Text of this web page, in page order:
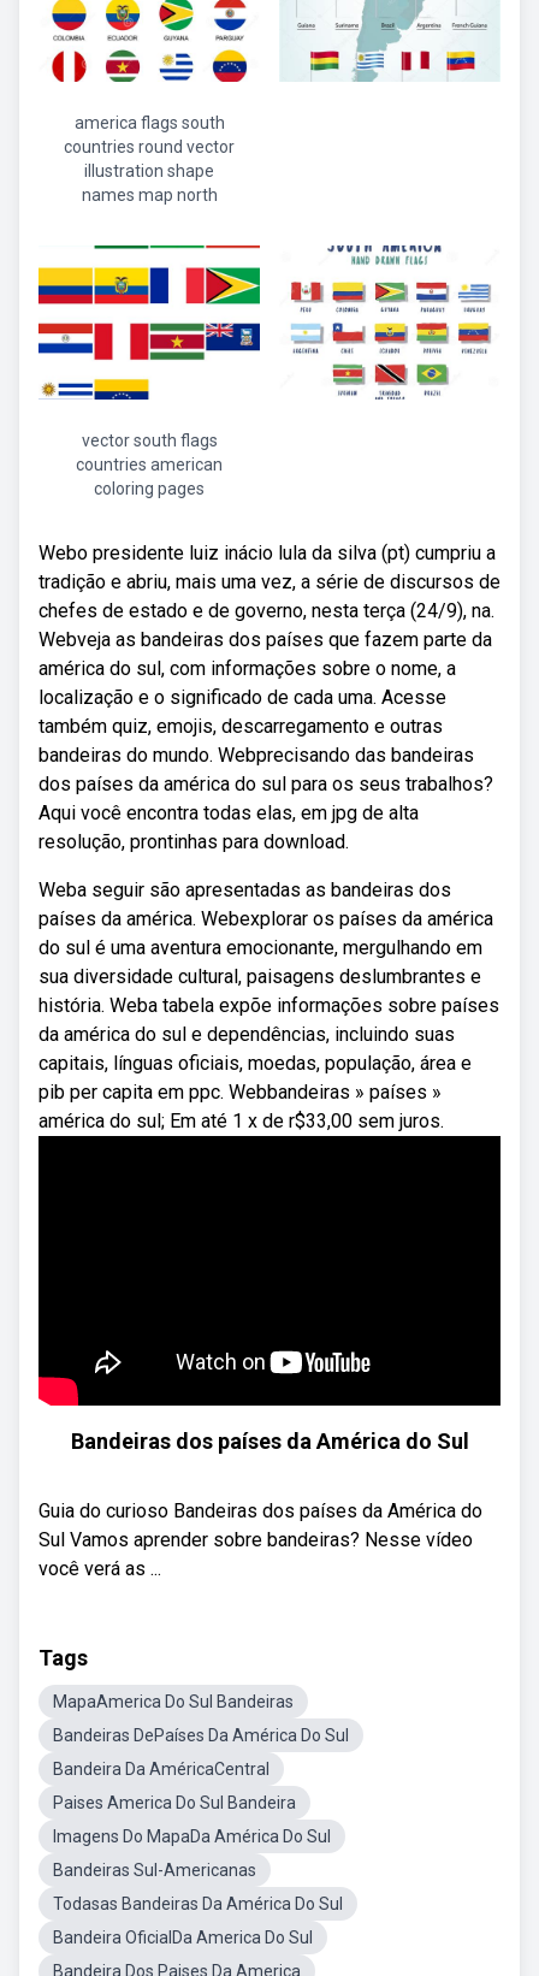
america flags south
countries round vector
illustration shape
names map north
vector south flags
countries american
coloring pages
Webo presidente luiz inácio lula da silva (pt) cumpriu a
tradição e abriu, mais uma vez, a série de discursos de
chefes de estado e de governo, nesta terça (24/9), na.
Webveja as bandeiras dos países que fazem parte da
américa do sul, com informações sobre o nome, a
localização e o significado de cada uma. Acesse
também quiz, emojis, descarregamento e outras
bandeiras do mundo. Webprecisando das bandeiras
dos países da américa do sul para os seus trabalhos?
Aqui você encontra todas elas, em jpg de alta
resolução, prontinhas para download.
Weba seguir são apresentadas as bandeiras dos
países da américa. Webexplorar os países da américa
do sul é uma aventura emocionante, mergulhando em
sua diversidade cultural, paisagens deslumbrantes e
história. Weba tabela expõe informações sobre países
da américa do sul e dependências, incluindo suas
capitais, línguas oficiais, moedas, população, área e
pib per capita em ppc. Webbandeiras » países »
américa do sul; Em até 1 x de r$33,00 sem juros.
Bandeiras dos países da América do Sul
Guia do curioso Bandeiras dos países da América do
Sul Vamos aprender sobre bandeiras? Nesse vídeo
você verá as ...
Tags
MapaAmerica Do Sul Bandeiras
Bandeiras DePaíses Da América Do Sul
Bandeira Da AméricaCentral
Paises America Do Sul Bandeira
Imagens Do MapaDa América Do Sul
Bandeiras Sul-Americanas
Todasas Bandeiras Da América Do Sul
Bandeira OficialDa America Do Sul
Bandeira Dos Paises Da America